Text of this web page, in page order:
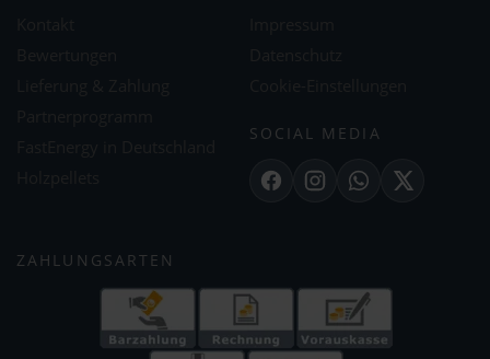
SOCIAL MEDIA
FacebookInstagramWhatsApp
X
ZAHLUNGSARTEN